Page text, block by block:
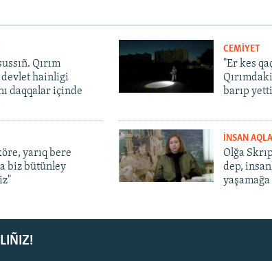
Qırım
hainligi
daqqalar içinde
CEMİYET
"Er kes
barıp yetti
yarıq bere
biz bütünley
İNSAN
Olğa
dep,